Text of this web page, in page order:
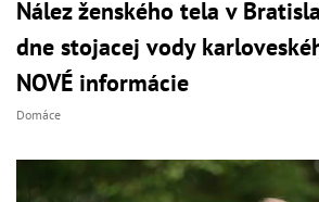
Nález ženského tela v
dne stojacej vody
NOVÉ informácie
Domáce